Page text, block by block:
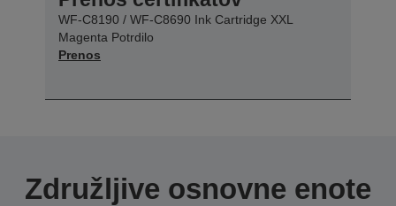
WF-C8190 / WF-C8690 Ink Cartridge XXL
Magenta Potrdilo
Prenos
Združljive osnovne enote